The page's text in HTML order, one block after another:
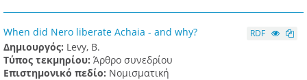
When did Nero liberate Achaia - and why?
Δημιουργός: Levy, B.
Τύπος τεκμηρίου: Άρθρο συνεδρίου
Επιστημονικό πεδίο: Νομισματική
RDF